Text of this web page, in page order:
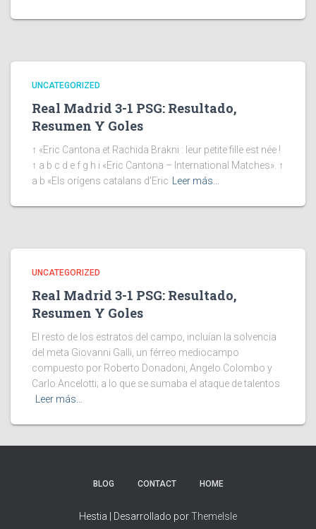
UNCATEGORIZED
Real Madrid 3-1 PSG: Resultado,
Resumen Y Goles
↑ «Eric Cantona et Rachida Brakni : leur petite fille est née !
↑ a b c d e f g h i «Eric Cantona – International Matches». ↑
a b «Els orígens catalans d’Eric
Leer más…
UNCATEGORIZED
Real Madrid 3-1 PSG: Resultado,
Resumen Y Goles
El resto de los estratos del campo, incluían la solvencia
del meta Giovanni Galli, un férreo mediocampo
compuesto por Roberto Donadoni, Angelo Colombo y
Carlo Ancelotti; a lo que se sumaba el ataque de talentos
Leer más…
BLOG CONTACT HOME
Hestia | Desarrollado porThemeIsle